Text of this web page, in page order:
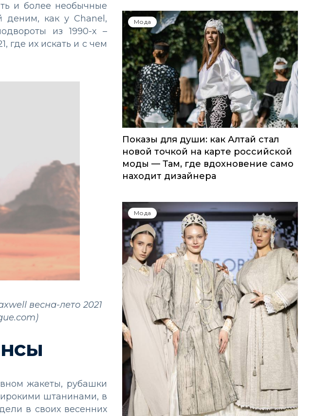
и более необычные
деним, как у Chanel,
из 1990-х –
где их искать и с чем
весна-лето 2021
жакеты, рубашки
штанинами, в
в своих весенних
Мода
Показы для души: как Алтай стал
новой точкой на карте российской
моды — Там, где вдохновение само
находит дизайнера
Мода